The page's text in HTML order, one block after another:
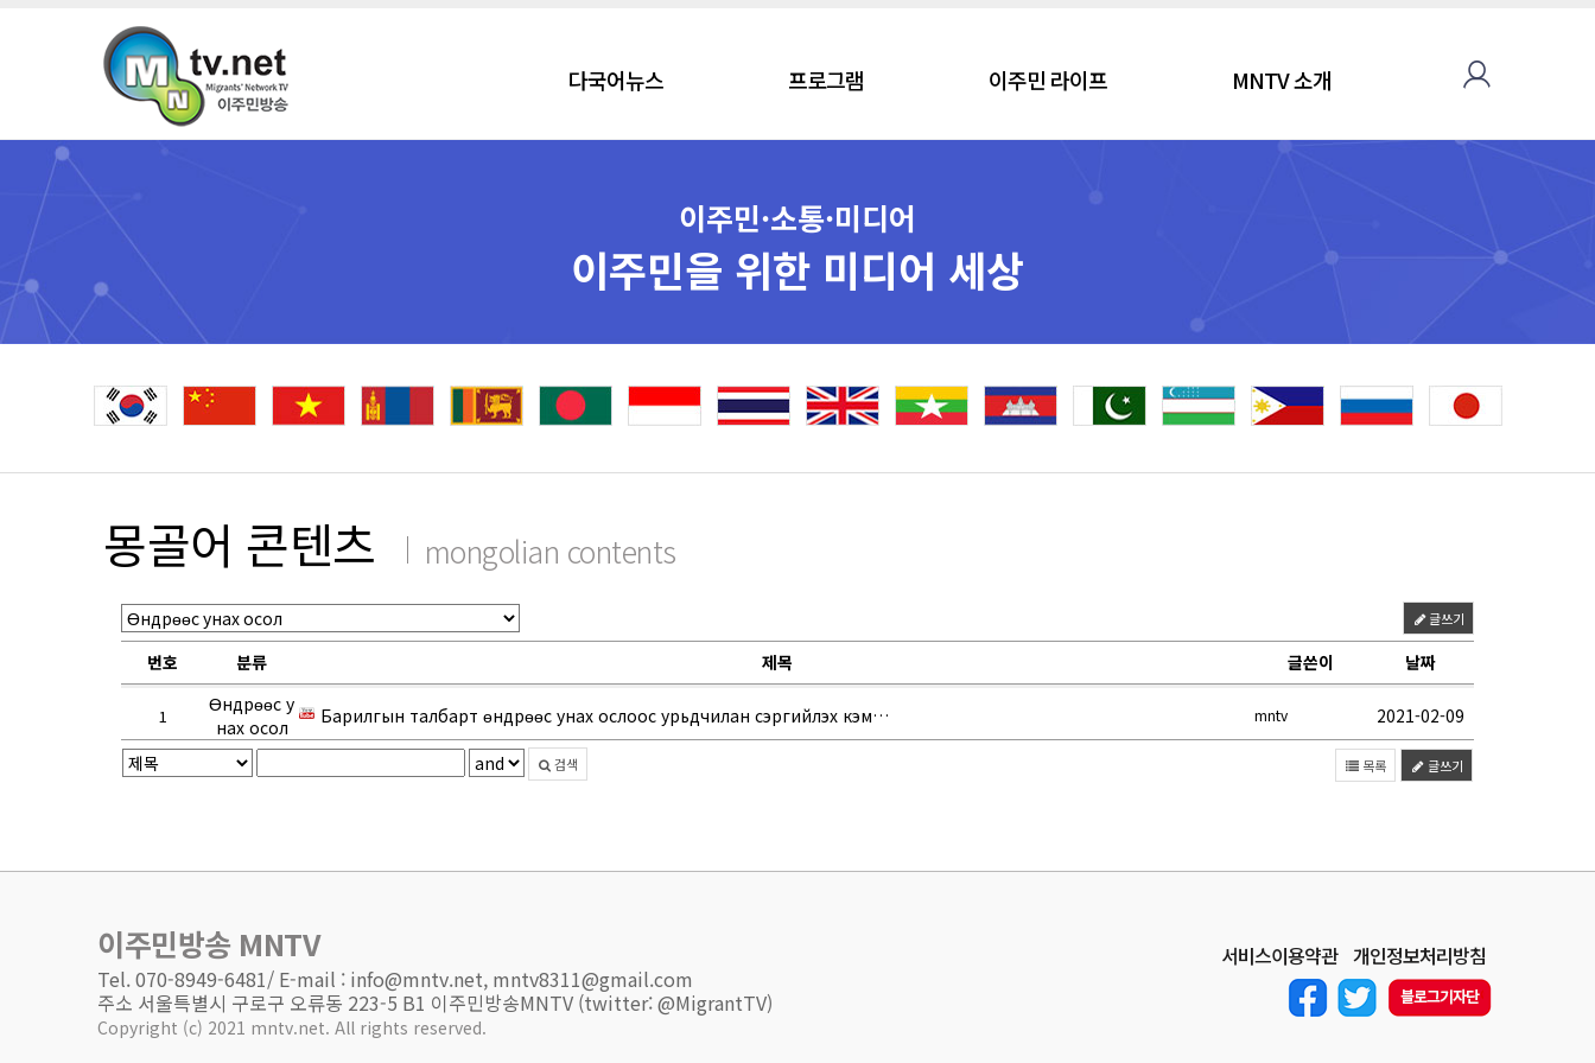
다국어뉴스 프로그램 이주민 라이프 MNTV 소개
이주민·소통·미디어
이주민을 위한 미디어 세상
몽골어 콘텐츠 mongolian contents
글쓰기
번호 분류 제목 글쓴이 날짜
1
Өндрөөс у
нах осол
Барилгын талбарт өндрөөс унах ослоос урьдчилан сэргийлэх кэм… mntv 2021-02-09
검색 목록 글쓰기
이주민방송 MNTV
Tel. 070-8949-6481/ E-mail : info@mntv.net, mntv8311@gmail.com
주소 서울특별시 구로구 오류동 223-5 B1 이주민방송MNTV (twitter: @MigrantTV)
Copyright (c) 2021 mntv.net. All rights reserved.
서비스이용약관 개인정보처리방침